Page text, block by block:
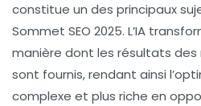
constitue un des principaux
Sommet SEO 2025. L’IA
manière dont les résultats
sont fournis, rendant ainsi
complexe et plus riche en